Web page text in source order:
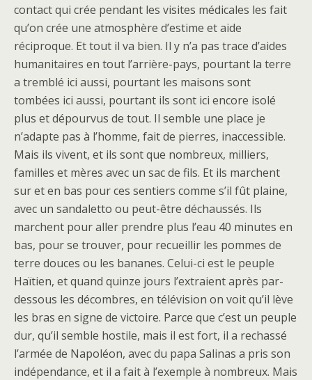
contact qui crée pendant les visites médicales les fait
qu’on crée une atmosphère d’estime et aide
réciproque. Et tout il va bien. Il y n’a pas trace d’aides
humanitaires en tout l’arrière-pays, pourtant la terre
a tremblé ici aussi, pourtant les maisons sont
tombées ici aussi, pourtant ils sont ici encore isolé
plus et dépourvus de tout. Il semble une place je
n’adapte pas à l’homme, fait de pierres, inaccessible.
Mais ils vivent, et ils sont que nombreux, milliers,
familles et mères avec un sac de fils. Et ils marchent
sur et en bas pour ces sentiers comme s’il fût plaine,
avec un sandaletto ou peut-être déchaussés. Ils
marchent pour aller prendre plus l’eau 40 minutes en
bas, pour se trouver, pour recueillir les pommes de
terre douces ou les bananes. Celui-ci est le peuple
Haïtien, et quand quinze jours l’extraient après par-
dessous les décombres, en télévision on voit qu’il lève
les bras en signe de victoire. Parce que c’est un peuple
dur, qu’il semble hostile, mais il est fort, il a rechassé
l’armée de Napoléon, avec du papa Salinas a pris son
indépendance, et il a fait à l’exemple à nombreux. Mais